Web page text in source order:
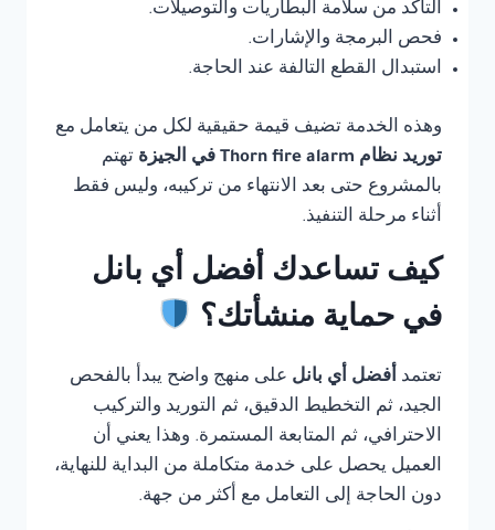
التأكد من سلامة البطاريات والتوصيلات.
فحص البرمجة والإشارات.
استبدال القطع التالفة عند الحاجة.
وهذه الخدمة تضيف قيمة حقيقية لكل من يتعامل مع
توريد نظام Thorn fire alarm في الجيزة
تهتم
بالمشروع حتى بعد الانتهاء من تركيبه، وليس فقط
أثناء مرحلة التنفيذ.
كيف تساعدك أفضل أي بانل
في حماية منشأتك؟
تعتمد أفضل أي بانل على منهج واضح يبدأ بالفحص
الجيد، ثم التخطيط الدقيق، ثم التوريد والتركيب
الاحترافي، ثم المتابعة المستمرة. وهذا يعني أن
العميل يحصل على خدمة متكاملة من البداية للنهاية،
دون الحاجة إلى التعامل مع أكثر من جهة.